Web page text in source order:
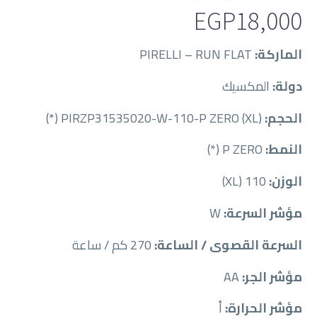
EGP18,000
الماركة:
دولة: المكسيك
الحجم:
النمط:
الوزن:
مؤشر السرعة:
السرعة القصوى / الساعة:
مؤشر الجر:
مؤشر الحرارة:أ